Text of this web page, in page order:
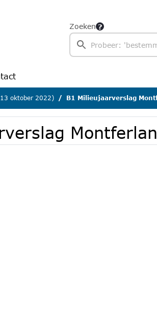
Zoeken
13 oktober 2022) B1 Milieujaarverslag